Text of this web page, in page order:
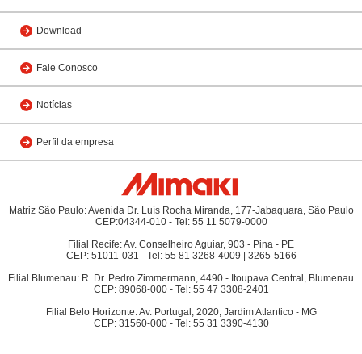
Download
Fale Conosco
Notícias
Perfil da empresa
Matriz São Paulo: Avenida Dr. Luís Rocha Miranda, 177-Jabaquara, São Paulo
CEP:04344-010 - Tel: 55 11 5079-0000
Filial Recife: Av. Conselheiro Aguiar, 903 - Pina - PE
CEP: 51011-031 - Tel: 55 81 3268-4009 | 3265-5166
Filial Blumenau: R. Dr. Pedro Zimmermann, 4490 - Itoupava Central, Blumenau
CEP: 89068-000 - Tel: 55 47 3308-2401
Filial Belo Horizonte: Av. Portugal, 2020, Jardim Atlantico - MG
CEP: 31560-000 - Tel: 55 31 3390-4130